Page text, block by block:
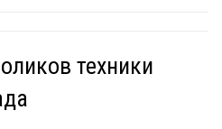
техники